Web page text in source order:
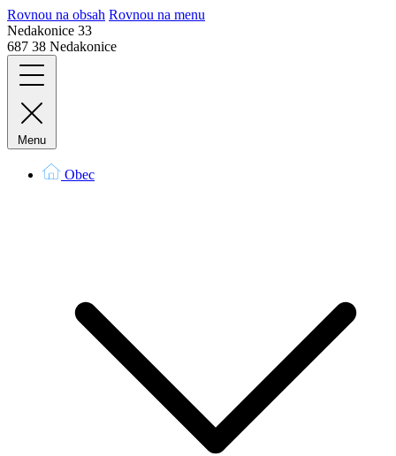
Rovnou na obsah Rovnou na menu
Nedakonice 33
687 38 Nedakonice
Menu
Obec